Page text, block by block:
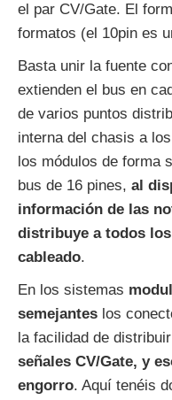
el par CV/Gate. El
formatos (el 10pin es
Basta unir la fuente
extienden el bus en
de varios puntos
interna del chasis a
los módulos de forma
bus de 16 pines, al
información de las
distribuye a todos
cableado.
En los sistemas
semejantes los
la facilidad de
señales CV/Gate, y
engorro. Aquí tenéis